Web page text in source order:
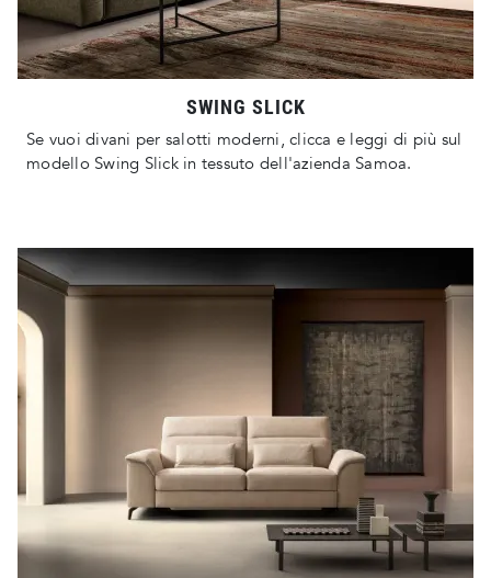
SWING SLICK
Se vuoi divani per salotti moderni, clicca e leggi di più sul
modello Swing Slick in tessuto dell'azienda Samoa.